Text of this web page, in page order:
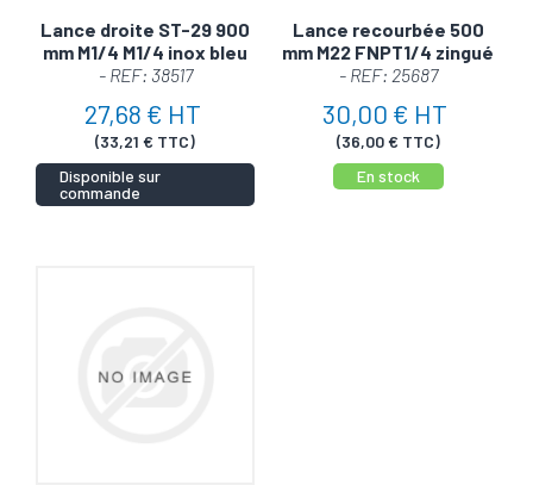
Lance droite ST-29 900
mm M1/4 M1/4 inox bleu
- REF: 38517
27,68 € HT
(33,21 € TTC)
Disponible sur
commande
Lance recourbée 500
mm M22 FNPT1/4 zingué
- REF: 25687
30,00 € HT
(36,00 € TTC)
En stock